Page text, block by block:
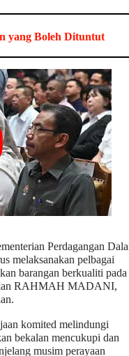
yang Boleh Dituntut
Perdagangan
melaksanakan pelbagai
barangan berkualiti pada
RAHMAH MADANI,
komited melindungi
bekalan mencukupi dan
musim perayaan